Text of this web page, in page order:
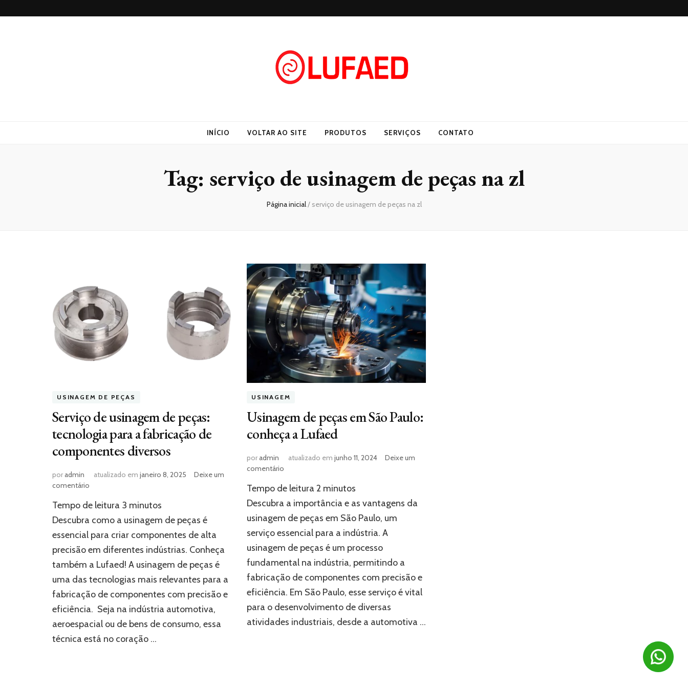
INÍCIO VOLTAR AO SITE PRODUTOS SERVIÇOS CONTATO
Tag: serviço de usinagem de peças na zl
Página inicial/ serviço de usinagem de peças na zl
USINAGEM DE PEÇAS
Serviço de usinagem de peças:
tecnologia para a fabricação de
componentes diversos
poradmin atualizado em janeiro 8, 2025
Deixe um
comentário
de
usinagem
peças:
tecnologia
para
fabricação
de
diversos
Tempo de leitura 3 minutos
Descubra como a usinagem de peças é
essencial para criar componentes de alta
precisão em diferentes indústrias. Conheça
também a Lufaed! A usinagem de peças é
uma das tecnologias mais relevantes para a
fabricação de componentes com precisão e
eficiência. Seja na indústria automotiva,
aeroespacial ou de bens de consumo, essa
técnica está no coração …
USINAGEM
Usinagem de peças em São Paulo:
conheça a Lufaed
poradmin atualizado em junho 11, 2024
Deixe um
comentárioem
de
peças
São
Paulo:
conheça
Lufaed
Tempo de leitura 2 minutos
Descubra a importância e as vantagens da
usinagem de peças em São Paulo, um
serviço essencial para a indústria. A
usinagem de peças é um processo
fundamental na indústria, permitindo a
fabricação de componentes com precisão e
eficiência. Em São Paulo, esse serviço é vital
para o desenvolvimento de diversas
atividades industriais, desde a automotiva …